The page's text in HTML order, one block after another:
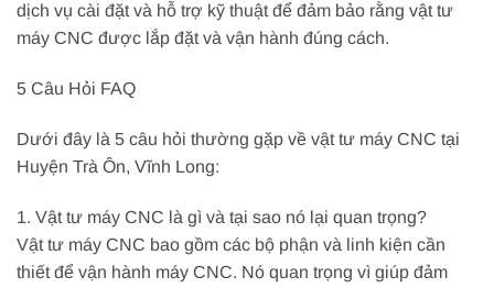
dịch vụ cài đặt và hỗ trợ kỹ thuật để đảm bảo rằng vật tư
máy CNC được lắp đặt và vận hành đúng cách.
5 Câu Hỏi FAQ
Dưới đây là 5 câu hỏi thường gặp về vật tư máy CNC tại
Huyện Trà Ôn, Vĩnh Long:
1. Vật tư máy CNC là gì và tại sao nó lại quan trọng?
Vật tư máy CNC bao gồm các bộ phận và linh kiện cần
thiết để vận hành máy CNC. Nó quan trọng vì giúp đảm